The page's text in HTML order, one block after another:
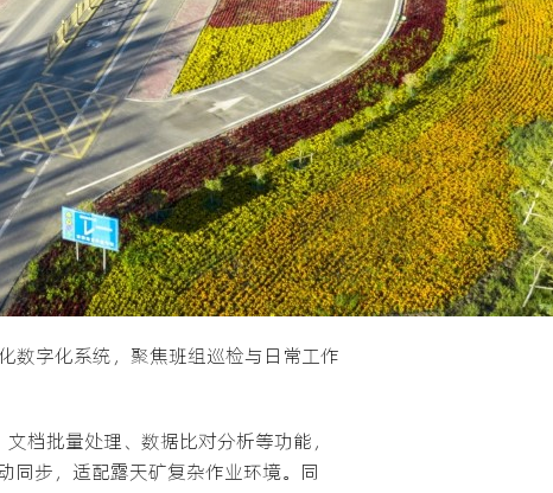
数字化系统，聚焦班组巡检与日常工作
档批量处理、数据比对分析等功能，
步，适配露天矿复杂作业环境。同